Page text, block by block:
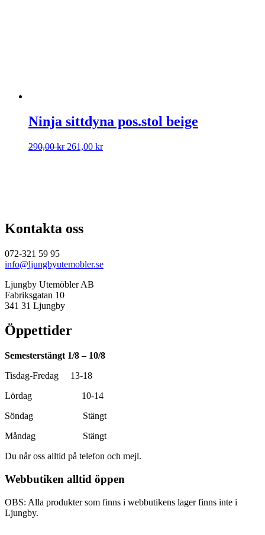
Ninja sittdyna pos.stol beige
290,00kr Det
261,00 krDet
Kontakta oss
072-321 59 95
info@ljungbyutemobler.se
Ljungby Utemöbler AB
Fabriksgatan 10
341 31 Ljungby
Öppettider
Semesterstängt 1/8 – 10/8
Tisdag-Fredag 13-18
Lördag 10-14
Söndag Stängt
Måndag Stängt
Du når oss alltid på telefon och mejl.
Webbutiken alltid öppen
OBS: Alla produkter som finns i webbutikens lager finns inte i
Ljungby.